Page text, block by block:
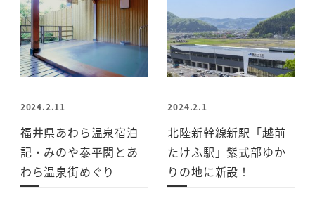
2024.2.11
福井県あわら温泉宿泊
記・みのや泰平閣とあ
わら温泉街めぐり
2024.2.1
北陸新幹線新駅「越前
たけふ駅」紫式部ゆか
りの地に新設！